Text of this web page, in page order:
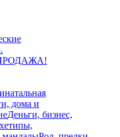
дома и
Деньги, бизнес,